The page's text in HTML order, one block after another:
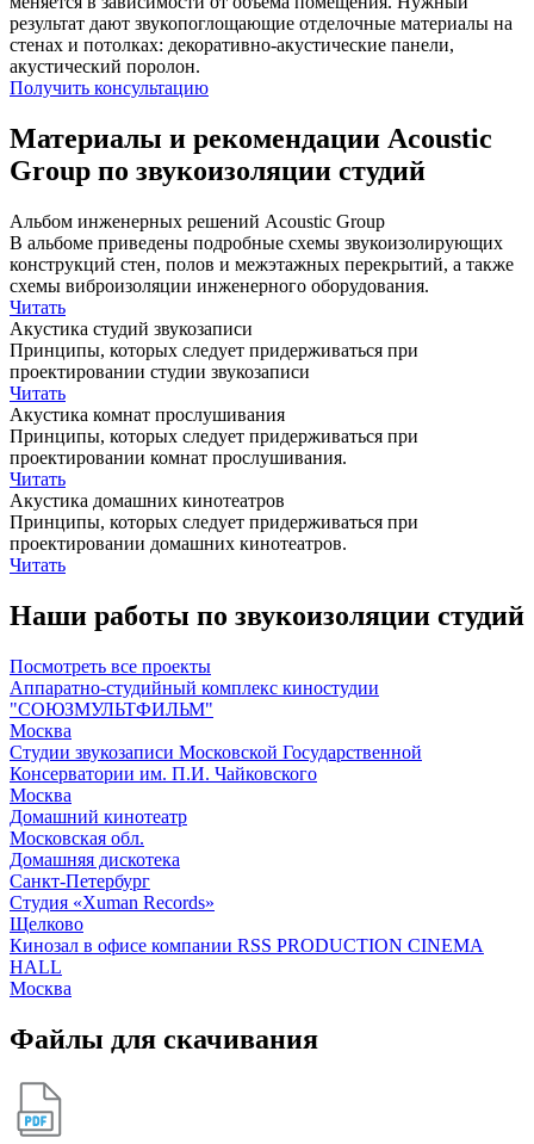
результат дают звукопоглощающие отделочные материалы на
стенах и потолках: декоративно-акустические панели,
акустический поролон.
Получить консультацию
Материалы и рекомендации Acoustic
Group по звукоизоляции студий
Альбом инженерных решений Acoustic Group
В альбоме приведены подробные схемы звукоизолирующих
конструкций стен, полов и межэтажных перекрытий, а также
схемы виброизоляции инженерного оборудования.
Читать
Акустика студий звукозаписи
Принципы, которых следует придерживаться при
проектировании студии звукозаписи
Читать
Акустика комнат прослушивания
Принципы, которых следует придерживаться при
проектировании комнат прослушивания.
Читать
Акустика домашних кинотеатров
Принципы, которых следует придерживаться при
проектировании домашних кинотеатров.
Читать
Наши работы по звукоизоляции студий
Посмотреть все проекты
Аппаратно-студийный комплекс киностудии
"СОЮЗМУЛЬТФИЛЬМ"
Москва
Студии звукозаписи Московской Государственной
Консерватории им. П.И. Чайковского
Москва
Домашний кинотеатр
Московская обл.
Домашняя дискотека
Санкт-Петербург
Студия «Xuman Records»
Щелково
Кинозал в офисе компании RSS PRODUCTION CINEMA
HALL
Москва
Файлы для скачивания